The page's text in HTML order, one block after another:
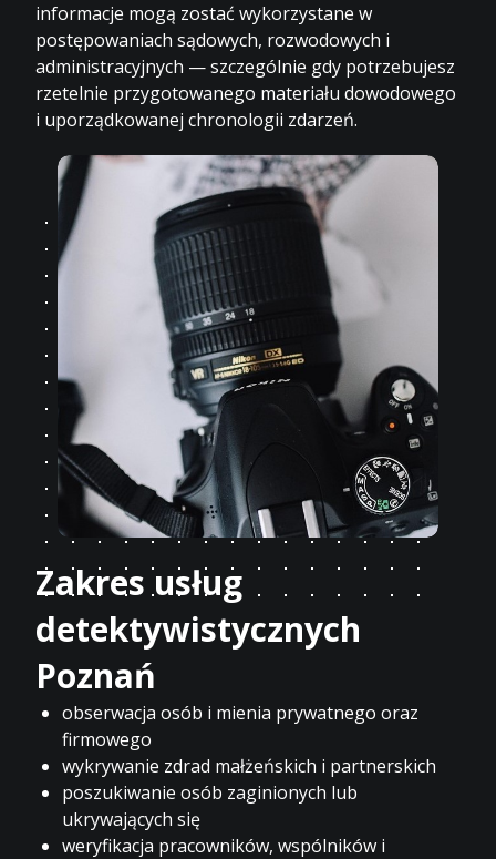
informacje mogą zostać wykorzystane w
postępowaniach sądowych, rozwodowych i
administracyjnych — szczególnie gdy potrzebujesz
rzetelnie przygotowanego materiału dowodowego
i uporządkowanej chronologii zdarzeń.
Zakres usług
detektywistycznych
Poznań
obserwacja osób i mienia prywatnego oraz
firmowego
wykrywanie zdrad małżeńskich i partnerskich
poszukiwanie osób zaginionych lub
ukrywających się
weryfikacja pracowników, wspólników i